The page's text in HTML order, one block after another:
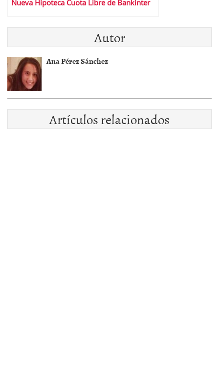
Nueva Hipoteca Cuota Libre de Bankinter
Autor
Ana Pérez Sánchez
Artículos relacionados